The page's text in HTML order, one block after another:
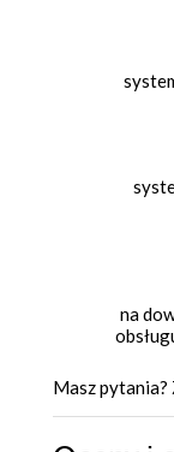
na
Masz pytania?